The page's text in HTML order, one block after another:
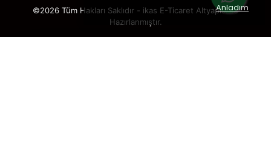
Anladım
©2026 Tüm Hakları Saklıdır - ikas E-Ticaret Altyapısı ile
Hazırlanmıştır.